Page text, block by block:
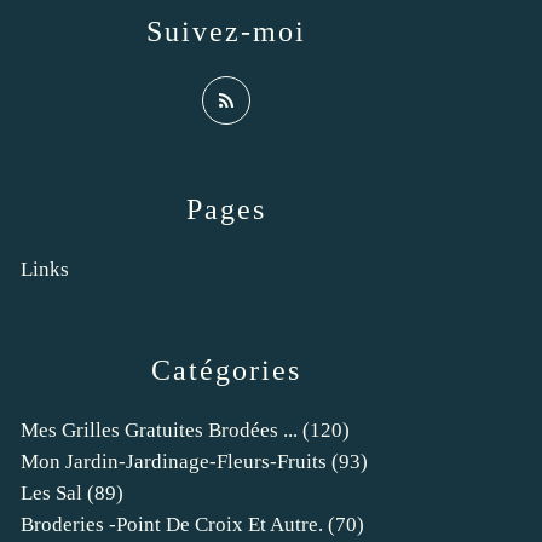
Catégories
Mes Grilles Gratuites Brodées ... (120)
Mon Jardin-Jardinage-Fleurs-Fruits (93)
Les Sal (89)
Broderies -point De Croix Et Autre. (70)
Pages
Links
Suivez-moi